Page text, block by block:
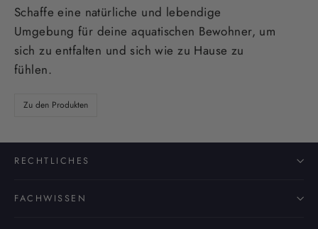
Schaffe eine natürliche und lebendige
Umgebung für deine aquatischen Bewohner, um
sich zu entfalten und sich wie zu Hause zu
fühlen.
Zu den Produkten
RECHTLICHES
FACHWISSEN